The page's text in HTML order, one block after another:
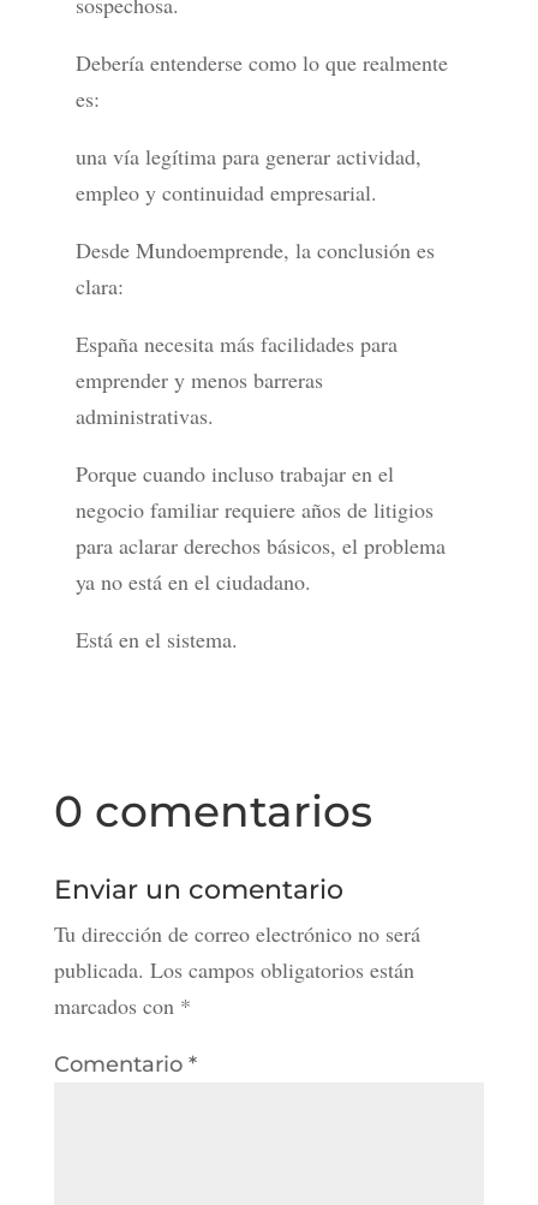
Debería entenderse como lo que realmente
es:
una vía legítima para generar actividad,
empleo y continuidad empresarial.
Desde Mundoemprende, la conclusión es
clara:
España necesita más facilidades para
emprender y menos barreras
administrativas.
Porque cuando incluso trabajar en el
negocio familiar requiere años de litigios
para aclarar derechos básicos, el problema
ya no está en el ciudadano.
Está en el sistema.
0 comentarios
Enviar un comentario
Tu dirección de correo electrónico no será
publicada. Los campos obligatorios están
marcados con *
Comentario *